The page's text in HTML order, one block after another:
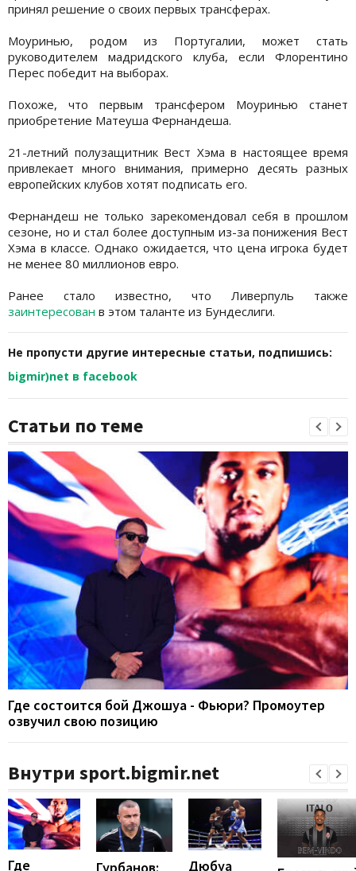
принял решение о своих первых трансферах.
Моуринью, родом из Португалии, может стать
руководителем мадридского клуба, если Флорентино
Перес победит на выборах.
Похоже, что первым трансфером Моуринью станет
приобретение Матеуша Фернандеша.
21-летний полузащитник Вест Хэма в настоящее время
привлекает много внимания, примерно десять разных
европейских клубов хотят подписать его.
Фернандеш не только зарекомендовал себя в прошлом
сезоне, но и стал более доступным из-за понижения Вест
Хэма в классе. Однако ожидается, что цена игрока будет
не менее 80 миллионов евро.
Ранее стало известно, что Ливерпуль также
заинтересован в этом таланте из Бундеслиги.
Не пропусти другие интересные статьи, подпишись:
bigmir)net в facebook
Статьи по теме
Где состоится бой Джошуа - Фьюри? Промоутер
озвучил свою позицию
Внутри sport.bigmir.net
Где
Дюбуа